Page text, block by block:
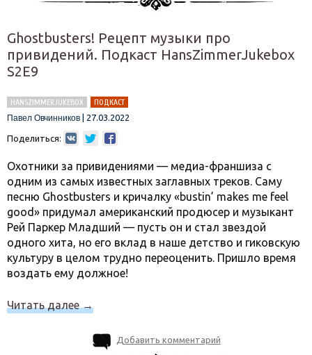
Ghostbusters! Рецепт музыки про
привидений. Подкаст HansZimmerJukebox
S2E9
HANSZIMMERJUKEBOX
ПОДКАСТ
Павел Овчинников
27.03.2022
Поделиться:
Охотники за привидениями — медиа-франшиза с
одним из самых известных заглавных треков. Саму
песню Ghostbusters и кричалку «bustin’ makes me feel
good» придумал американский продюсер и музыкант
Рей Паркер Младший — пусть он и стал звездой
одного хита, но его вклад в наше детство и гиковскую
культуру в целом трудно переоценить. Пришло время
воздать ему должное!
Читать далее→
Добавить комментарий